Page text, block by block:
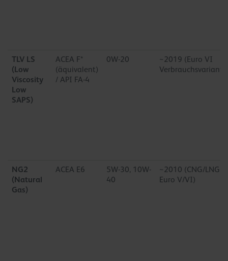
TLV LS
(Low
Viscosity
Low
SAPS)
ACEA F*
(äquivalent)
/ API FA-4
0W-20
~2019 (Euro VI
NG2
(Natural
Gas)
ACEA E6
5W-30, 10W-
40
~2010 (CNG/LNG
Euro V/VI)